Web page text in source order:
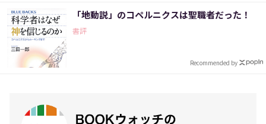
「地動説」のコペルニクスは聖職者だった！
書評
Recommended by